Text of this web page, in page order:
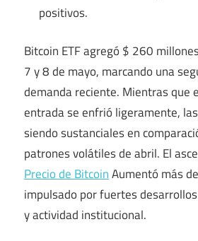
positivos.
Bitcoin ETF agregó $ 260
7 y 8 de mayo, marcando una
demanda reciente. Mientras que
entrada se enfrió ligeramente,
siendo sustanciales en
patrones volátiles de abril. El
Precio de BitcoinAumentó más
impulsado por fuertes
y actividad institucional.